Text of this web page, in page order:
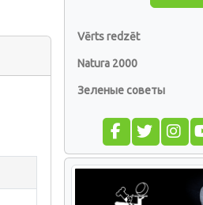
Vērts redzēt
Natura 2000
Зеленые советы